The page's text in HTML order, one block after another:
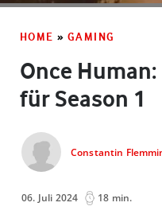
HOME » GAMING
Once
für Season 1
Constantin
06. Juli 2024 18 min.